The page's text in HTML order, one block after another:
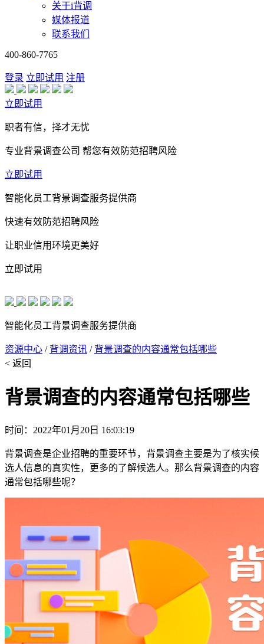
关于i背调
媒体报道
联系我们
400-860-7765
登录 立即试用 注册
立即试用
职者有信，择才无忧
专业背景调查公司 帮您有效防范招聘风险
立即试用
智能化员工背景调查服务提供商
快速有效防范招聘风险
让职业信用环境更美好
立即试用
智能化员工背景调查服务提供商
资源中心 / 背调资讯 / 背景调查的内容通常包括哪些
< 返回
背景调查的内容通常包括哪些
时间：2022年01月20日 16:03:19
背景调查是企业招聘的重要环节，背景调查主要是为了核实候
选人信息的真实性，更多的了解候选人。那么背景调查的内容
通常包括哪些呢？